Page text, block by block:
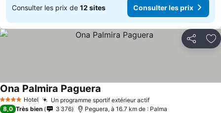
Consulter les prix de 12 sites Consulter les prix
Partager
4 Étoiles Hotel Un programme sportif extérieur actif
Ona Palmira Paguera
8,0 Très bien 3 376 Peguera, à 16.7 km de : Palma